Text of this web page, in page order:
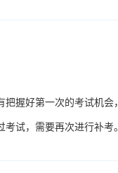
握好第一次的考试机
试，需要再次进行补考。